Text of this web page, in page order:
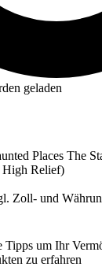
geladen
Places The
High Relief)
Zoll- und
Tipps um Ihr
zu erfahren